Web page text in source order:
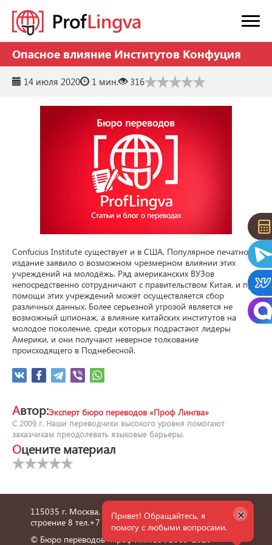
Опасное влияние Институтов Конфуция
14 июля 2020 1 мин. 316
Confucius Institute существует и в США. Популярное печатное
издание заявило о возможном чрезмерном влиянии этих
учреждений на молодёжь. Ряд американских ВУЗов
непосредственно сотрудничают с правительством Китая, и при
помощи этих учреждений может осуществляется сбор
различных данных. Более серьезной угрозой является не
возможный шпионаж, а влияние китайских институтов на
молодое поколение, среди которых подрастают лидеры
Америки, и они получают неверное толкование
происходящего в Поднебесной.
Автор:Эксперт бюро переводов «Проф Лингва»
С 2009 г. Наши переводчики высокого уровня помогают
заказчикам преодолевать языковые барьеры.
Оцените материал
115035 г. Москва, улица Пятницкая, дом 6/1,
строение 8 тел.+7 495 660 36 24
© Бюро переводов "Проф Лингва", 2009-2026
Привет! Обращайтесь, я
помогу с любыми вопросами.
×